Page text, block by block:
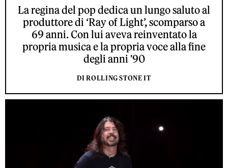
La regina del pop dedica un lungo saluto al
produttore di ‘Ray of Light’, scomparso a
69 anni. Con lui aveva reinventato la
propria musica e la propria voce alla fine
degli anni '90
DI ROLLING STONE IT